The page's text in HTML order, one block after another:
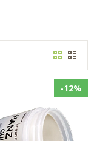
-12%